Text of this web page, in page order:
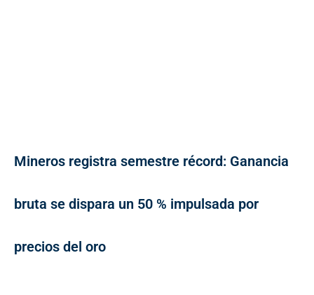
Mineros registra semestre récord: Ganancia
bruta se dispara un 50 % impulsada por
precios del oro